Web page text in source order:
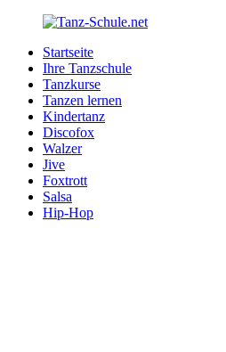
Zurück
Inhalt
Tanz-
Schule.net
Ihre
Tanzschule
Internet
Startseite
Ihre Tanzschule
Tanzkurse
Tanzen lernen
Kindertanz
Discofox
Walzer
Jive
Foxtrott
Salsa
Hip-Hop